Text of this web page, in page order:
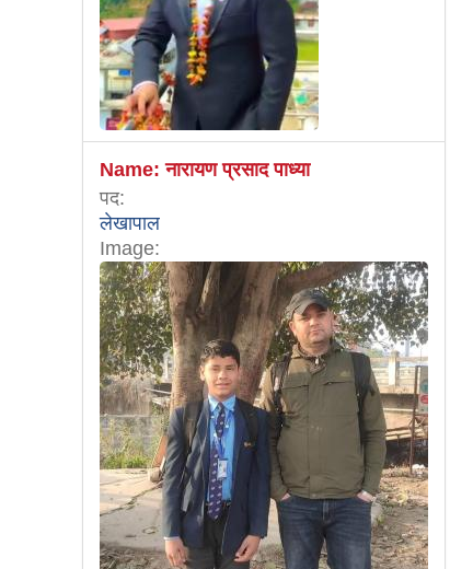
Name:नारायण प्रसाद पाध्या
पद:
लेखापाल
Image: